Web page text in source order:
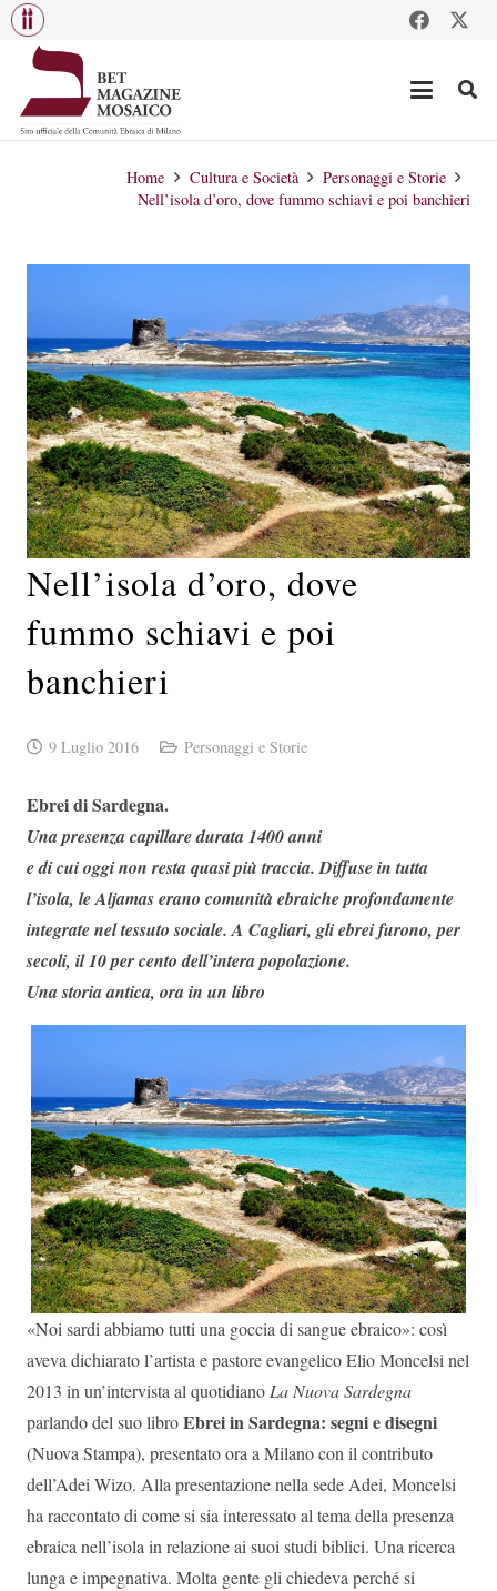
Home Cultura e Società
Personaggi e Storie
Nell’isola d’oro, dove fummo schiavi e poi banchieri
Nell’isola d’oro, dove
fummo schiavi e poi
banchieri
9 Luglio 2016 Personaggi e Storie
Ebrei di Sardegna.
Una presenza capillare durata 1400 anni
e di cui oggi non resta quasi più traccia. Diffuse in tutta
l’isola, le Aljamas erano comunità ebraiche profondamente
integrate nel tessuto sociale. A Cagliari, gli ebrei furono, per
secoli, il 10 per cento dell’intera popolazione.
Una storia antica, ora in un libro
«Noi sardi abbiamo tutti una goccia di sangue ebraico»: così
aveva dichiarato l’artista e pastore evangelico Elio Moncelsi nel
2013 in un’intervista al quotidianoLa Nuova Sardegna
parlando del suo libroEbrei in Sardegna: segni e disegni
(Nuova Stampa), presentato ora a Milano con il contributo
dell’Adei Wizo. Alla presentazione nella sede Adei, Moncelsi
ha raccontato di come si sia interessato al tema della presenza
ebraica nell’isola in relazione ai suoi studi biblici. Una ricerca
lunga e impegnativa. Molta gente gli chiedeva perché si